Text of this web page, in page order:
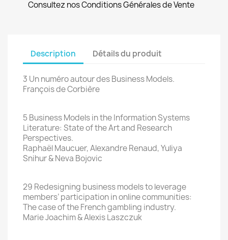
Consultez nos Conditions Générales de Vente
Description Détails du produit
3 Un numéro autour des Business Models.
François de Corbière
5 Business Models in the Information Systems
Literature: State of the Art and Research
Perspectives.
Raphaël Maucuer, Alexandre Renaud, Yuliya
Snihur & Neva Bojovic
29 Redesigning business models to leverage
members’ participation in online communities:
The case of the French gambling industry.
Marie Joachim & Alexis Laszczuk